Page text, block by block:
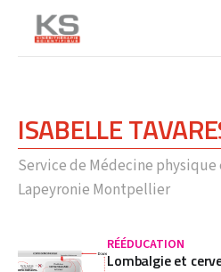
ISABELLE
Service de Médecine
Lapeyronie Montpellier
RÉÉDUCATION
Lombalgie et